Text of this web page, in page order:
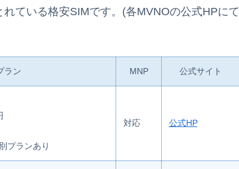
ている格安SIMです。(各MVNOの公式HPにて
ラン MNP 公式サイト
プランあり
対応 公式HP